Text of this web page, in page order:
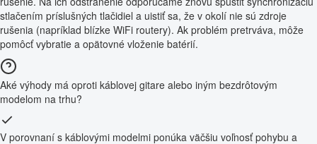
stlačením príslušných tlačidiel a uistiť sa, že v okolí nie sú zdroje
rušenia (napríklad blízke WiFi routery). Ak problém pretrváva, môže
pomôcť vybratie a opätovné vloženie batérií.
Aké výhody má oproti káblovej gitare alebo iným bezdrôtovým
modelom na trhu?
V porovnaní s káblovými modelmi ponúka väčšiu voľnosť pohybu a